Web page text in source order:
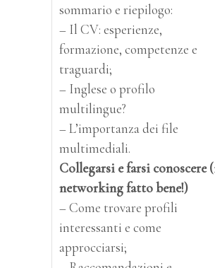
sommario e riepilogo:
– Il CV: esperienze,
formazione, competenze e
traguardi;
– Inglese o profilo
multilingue?
– L’importanza dei file
multimediali.
Collegarsi e farsi conoscere
networking fatto bene!)
– Come trovare profili
interessanti e come
approcciarsi;